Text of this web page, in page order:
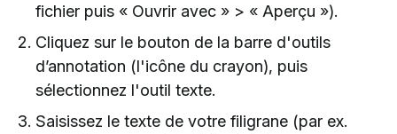
fichier puis « Ouvrir avec » > « Aperçu »).
Cliquez sur le bouton de la barre d'outils
d’annotation (l'icône du crayon), puis
sélectionnez l'outil texte.
Saisissez le texte de votre filigrane (par ex.